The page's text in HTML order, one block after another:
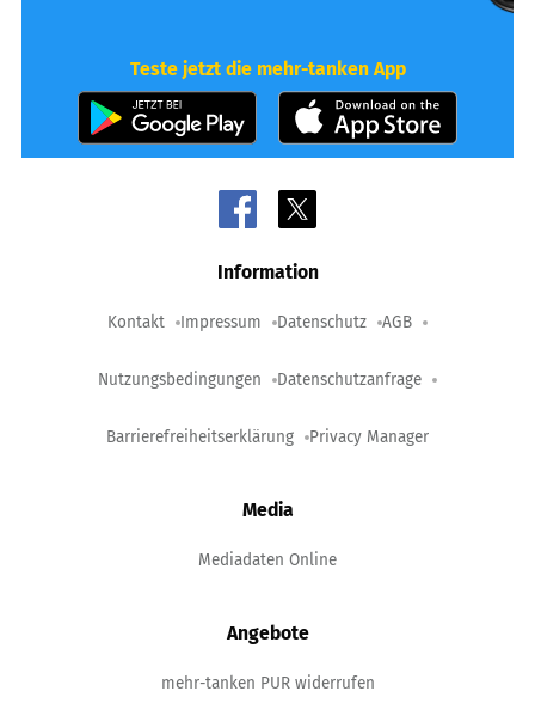
Teste jetzt die mehr-tanken App
Information
Kontakt Impressum Datenschutz AGB
Nutzungsbedingungen Datenschutzanfrage
Barrierefreiheitserklärung Privacy Manager
Media
Mediadaten Online
Angebote
mehr-tanken PUR widerrufen